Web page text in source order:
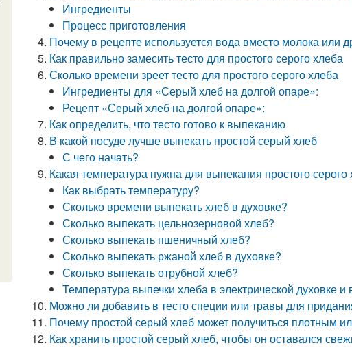
Ингредиенты
Процесс приготовления
Почему в рецепте используется вода вместо молока или
Как правильно замесить тесто для простого серого хлеба
Сколько времени зреет тесто для простого серого хлеба
Ингредиенты для «Серый хлеб на долгой опаре»:
Рецепт «Серый хлеб на долгой опаре»:
Как определить, что тесто готово к выпеканию
В какой посуде лучше выпекать простой серый хлеб
С чего начать?
Какая температура нужна для выпекания простого серого
Как выбрать температуру?
Сколько времени выпекать хлеб в духовке?
Сколько выпекать цельнозерновой хлеб?
Сколько выпекать пшеничный хлеб?
Сколько выпекать ржаной хлеб в духовке?
Сколько выпекать отрубной хлеб?
Температура выпечки хлеба в электрической духовке и
Можно ли добавить в тесто специи или травы для
Почему простой серый хлеб может получиться плотным
Как хранить простой серый хлеб, чтобы он оставался